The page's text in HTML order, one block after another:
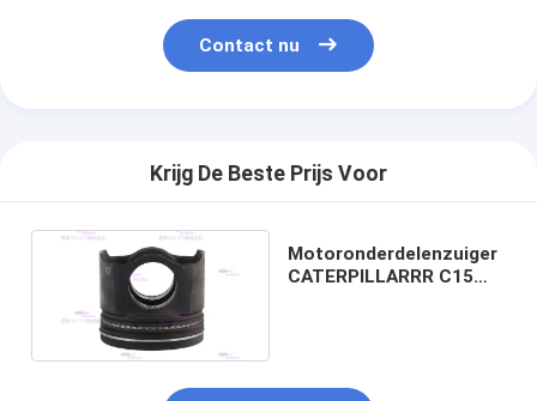
Contact nu
Krijg De Beste Prijs Voor
Motoronderdelenzuiger
CATERPILLARRR C15